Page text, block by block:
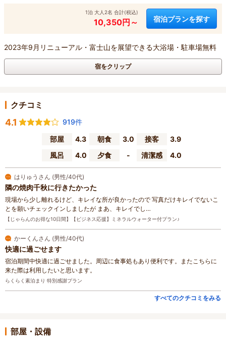
1泊 大人2名 合計(税込)
10,350円～ 宿泊プランを探す
2023年9月リニューアル・富士山を展望できる大浴場・駐車場無料
宿をクリップ
クチコミ
4.1
919件
部屋
4.3 朝食 3.0 接客
3.9
風呂
4.0 夕食 - 清潔感 4.0
はりゅうさん (男性/40代)
隣の焼肉千秋に行きたかった
現場から少し離れるけど、キレイな所が良かったので 写真だけキレイでないこ
とを願いチェックインしましたが まあ、キレイでし…
【じゃらんのお得な10日間】【ビジネス応援】ミネラルウォーター付プラン♪
かーくんさん (男性/40代)
快適に過ごせます
宿泊期間中快適に過ごせました。周辺に食事処もあり便利です。またこちらに
来た際は利用したいと思います。
らくらく素泊まり 特別感謝プラン
すべてのクチコミをみる
部屋・設備